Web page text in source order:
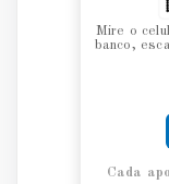
Mire o
banco,
Cada